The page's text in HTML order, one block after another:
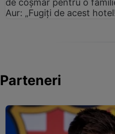
de coșmar pentru o
Aur: „Fugiți de acest
Parteneri